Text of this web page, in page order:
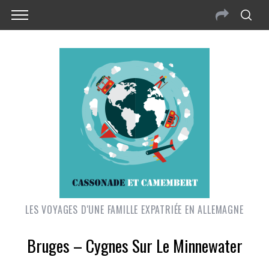
LES VOYAGES D'UNE FAMILLE EXPATRIÉE EN ALLEMAGNE
Bruges – Cygnes Sur Le Minnewater